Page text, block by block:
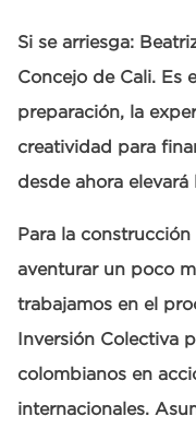
Si se arriesga:
Concejo de Cali. Es
preparación, la
creatividad para
desde ahora
Para la
aventurar un poco
trabajamos en el
Inversión Colectiva
colombianos en
internacionales.